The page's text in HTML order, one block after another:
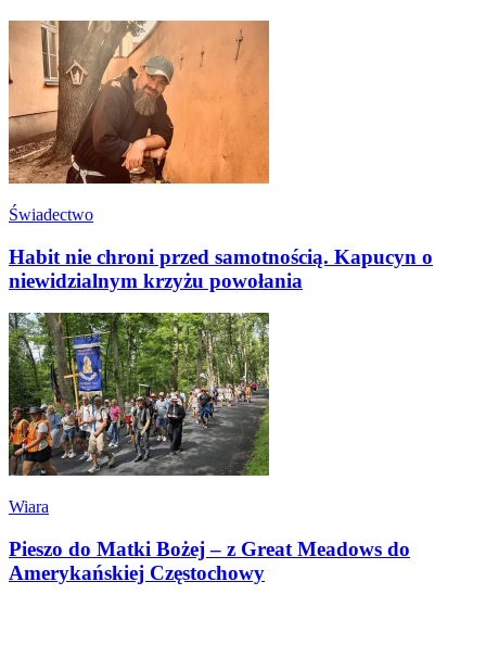
Świadectwo
Habit nie chroni przed samotnością. Kapucyn o
niewidzialnym krzyżu powołania
Wiara
Pieszo do Matki Bożej – z Great Meadows do
Amerykańskiej Częstochowy